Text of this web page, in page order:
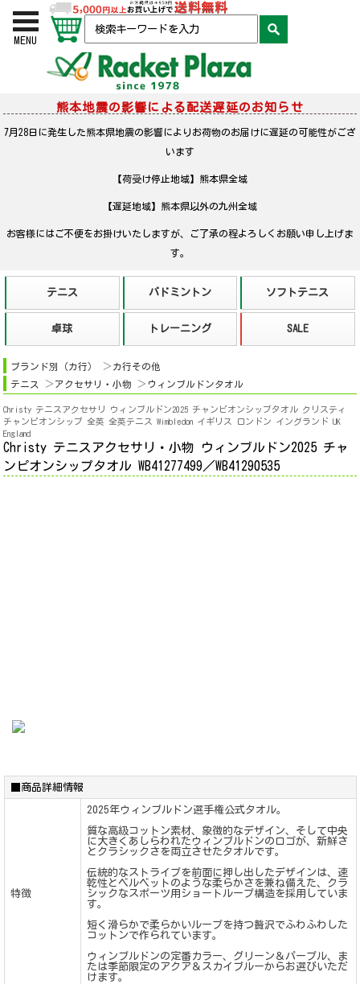
MENU
熊本地震の影響による配送遅延のお知らせ
7月28日に発生した熊本県地震の影響によりお荷物のお届けに遅延の可能性がござ
います
【荷受け停止地域】熊本県全域
【遅延地域】熊本県以外の九州全域
お客様にはご不便をお掛けいたしますが、ご了承の程よろしくお願い申し上げま
す。
ブランド別（カ行）
カ行その他
テニス
アクセサリ・小物 ウィンブルドンタオル
Christy テニスアクセサリ ウィンブルドン2025 チャンピオンシップタオル クリスティ
チャンピオンシップ 全英 全英テニス Wimbledon イギリス ロンドン イングランド UK
England
Christy テニスアクセサリ・小物 ウィンブルドン2025 チャ
ンピオンシップタオル WB41277499／WB41290535
■商品詳細情報
特徴
2025年ウィンブルドン選手権公式タオル。
質な高級コットン素材、象徴的なデザイン、そして中央
に大きくあしらわれたウィンブルドンのロゴが、新鮮さ
とクラシックさを両立させたタオルです。
伝統的なストライプを前面に押し出したデザインは、速
乾性とベルベットのような柔らかさを兼ね備えた、クラ
シックなスポーツ用ショートループ構造を採用していま
す。
短く滑らかで柔らかいループを持つ贅沢でふわふわした
コットンで作られています。
ウィンブルドンの定番カラー、グリーン＆パープル、ま
たは季節限定のアクア＆スカイブルーからお選びいただ
けます。